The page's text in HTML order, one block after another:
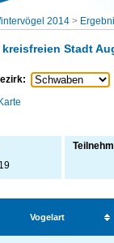
2014 >
kreisfreien Stadt
Vogelart